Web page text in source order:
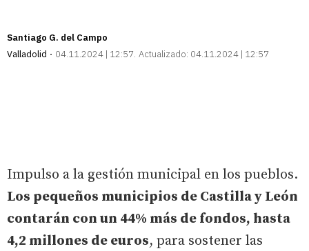
Santiago G. del Campo
Valladolid
04.11.2024 | 12:57 Actualizado: 04.11.2024 | 12:57
Impulso a la gestión municipal en los pueblos.
Los pequeños municipios de Castilla y León
contarán con un 44% más de fondos, hasta
4,2 millones de euros, para sostener las